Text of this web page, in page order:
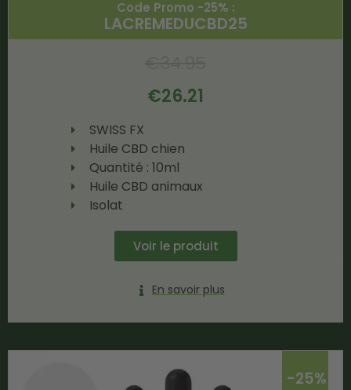
Code Promo -25% :
LACREMEDUCBD25
€26.21
SWISS FX
Huile CBD chien
Quantité : 10ml
Huile CBD animaux
Isolat
Voir le produit
En savoir plus
-25%